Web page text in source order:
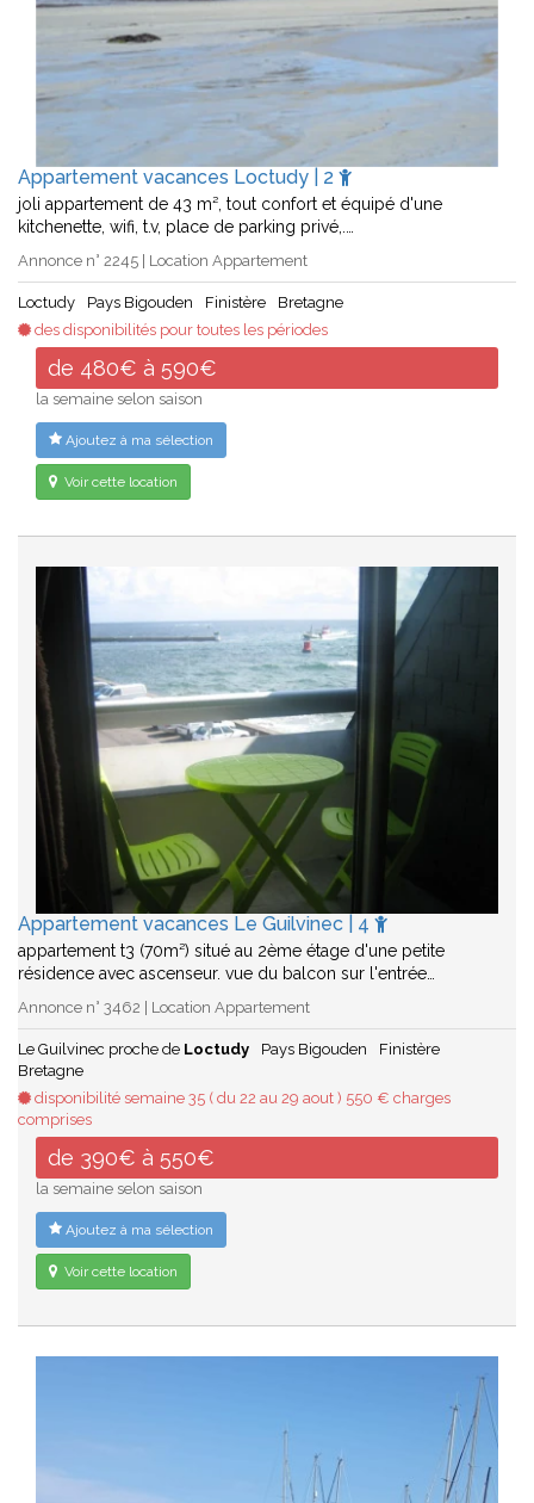
Appartement vacances Loctudy | 2
joli appartement de 43 m², tout confort et équipé d'une
kitchenette, wifi, t.v, place de parking privé,.…
Annonce n° 2245 | Location Appartement
Loctudy Pays Bigouden Finistère
Bretagne
des disponibilités pour toutes les périodes
de 480€ à 590€
la semaine selon saison
Ajoutez à ma sélection
Voir cette location
Appartement vacances Le Guilvinec | 4
appartement t3 (70m²) situé au 2ème étage d'une petite
résidence avec ascenseur. vue du balcon sur l'entrée…
Annonce n° 3462 | Location Appartement
Le Guilvinec proche de Loctudy Pays Bigouden
Finistère
Bretagne
disponibilité semaine 35 ( du 22 au 29 aout ) 550 € charges
comprises
de 390€ à 550€
la semaine selon saison
Ajoutez à ma sélection
Voir cette location